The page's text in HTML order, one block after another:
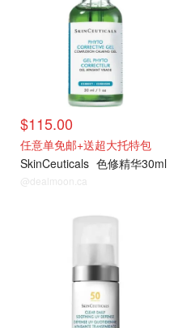
$115.00
任意单免邮+送超大托特包
SkinCeuticals 色修精华30ml
@dealmoon.ca